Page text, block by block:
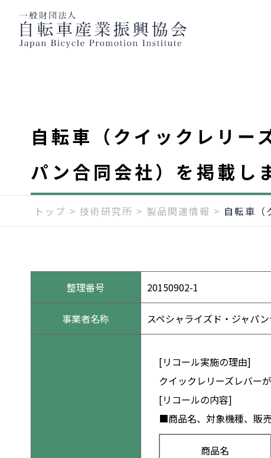
自転車（クイックレリー
パン合同会社）を掲載し
トップ > 技術研究所 > 製品関連情報 > 自転車（
整理番号 20150902-1
事業者名称 スペシャライズド・ジャパ
[リコール実施の理由]
クイックレリーズレバー
[リコールの内容]
■商品名、対象機種、販
商品名